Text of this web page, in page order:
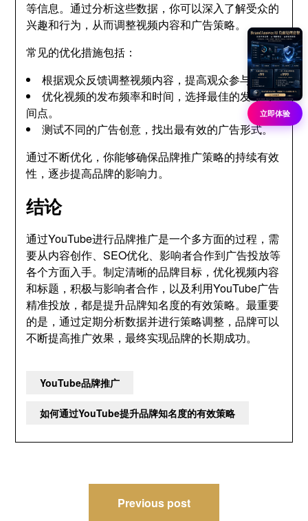
等信息。通过分析这些数据，你可以深入了解受众的
兴趣和行为，从而调整视频内容和广告策略。
常见的优化措施包括：
根据观众反馈调整视频内容，提高观众参与度。
优化视频的发布频率和时间，选择最佳的发布时
间点。
测试不同的广告创意，找出最有效的广告形式。
通过不断优化，你能够确保品牌推广策略的持续有效
性，逐步提高品牌的影响力。
结论
通过YouTube进行品牌推广是一个多方面的过程，需
要从内容创作、SEO优化、影响者合作到广告投放等
各个方面入手。制定清晰的品牌目标，优化视频内容
和标题，积极与影响者合作，以及利用YouTube广告
精准投放，都是提升品牌知名度的有效策略。最重要
的是，通过定期分析数据并进行策略调整，品牌可以
不断提高推广效果，最终实现品牌的长期成功。
YouTube品牌推广
如何通过YouTube提升品牌知名度的有效策略
Previous post
立即体验